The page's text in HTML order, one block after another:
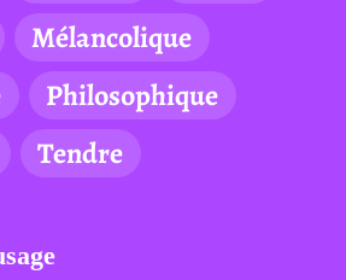
Mélancolique
Philosophique
Tendre